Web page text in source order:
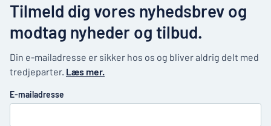
Tilmeld dig vores nyhedsbrev og
modtag nyheder og tilbud.
Din e-mailadresse er sikker hos os og bliver aldrig delt med
tredjeparter. Læs mer.
E-mailadresse